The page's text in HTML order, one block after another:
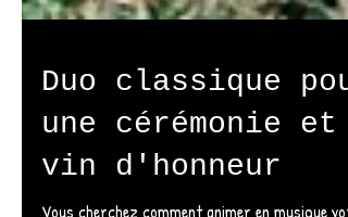
Duo classique